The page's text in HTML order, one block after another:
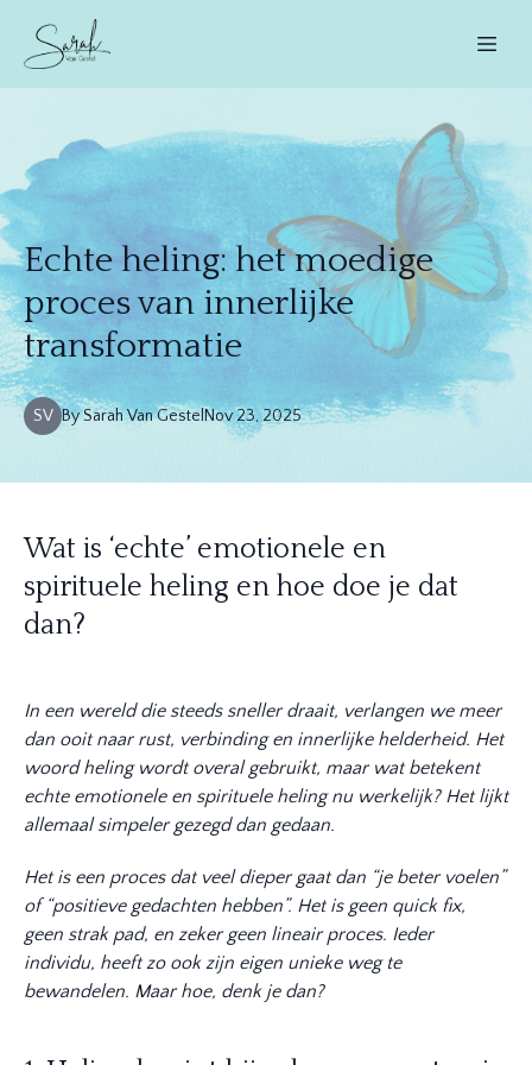
Echte heling: het moedige
proces van innerlijke
transformatie
SV Nov 23, 2025
BySarahVan Gestel
Wat is ‘echte’ emotionele en
spirituele heling en hoe doe je dat
dan?
In een wereld die steeds sneller draait, verlangen we meer
dan ooit naar rust, verbinding en innerlijke helderheid. Het
woord heling wordt overal gebruikt, maar wat betekent
echte emotionele en spirituele heling nu werkelijk? Het lijkt
allemaal simpeler gezegd dan gedaan.
Het is een proces dat veel dieper gaat dan “je beter voelen”
of “positieve gedachten hebben”. Het is geen quick fix,
geen strak pad, en zeker geen lineair proces. Ieder
individu, heeft zo ook zijn eigen unieke weg te
bewandelen. Maar hoe, denk je dan?